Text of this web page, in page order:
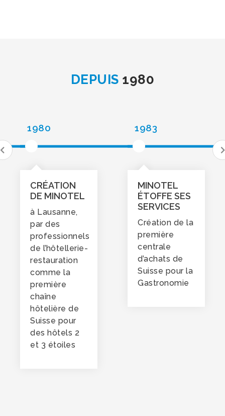
DEPUIS 1980
1980
CRÉATION
DE MINOTEL
à Lausanne,
par des
professionnels
de l’hôtellerie-
restauration
comme la
première
chaîne
hôtelière de
Suisse pour
des hôtels 2
et 3 étoiles
1983
MINOTEL
ÉTOFFE SES
SERVICES
Création de la
première
centrale
d’achats de
Suisse pour la
Gastronomie